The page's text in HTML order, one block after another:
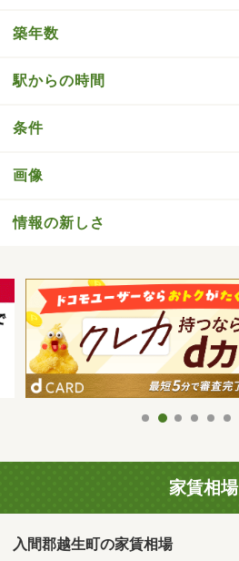
築年数
駅からの時間
条件
画像
情報の新しさ
家賃相場
入間郡越生町の家賃相場